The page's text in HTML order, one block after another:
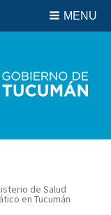
MENU
de Salud
en Tucumán